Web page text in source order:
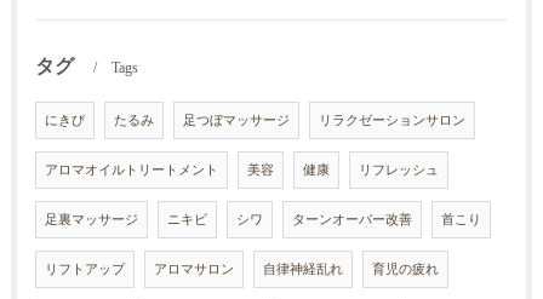
タグ Tags
にきび たるみ 足つぼマッサージ リラクゼーションサロン
アロマオイルトリートメント 美容 健康 リフレッシュ
足裏マッサージ ニキビ シワ ターンオーバー改善 首こり
リフトアップ アロマサロン 自律神経乱れ 育児の疲れ